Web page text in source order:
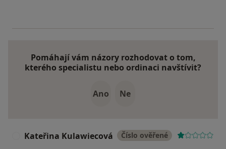
Pomáhají vám názory rozhodovat o tom,
kterého specialistu nebo ordinaci navštívit?
Ano Ne
Kateřina Kulawiecová Číslo ověřené